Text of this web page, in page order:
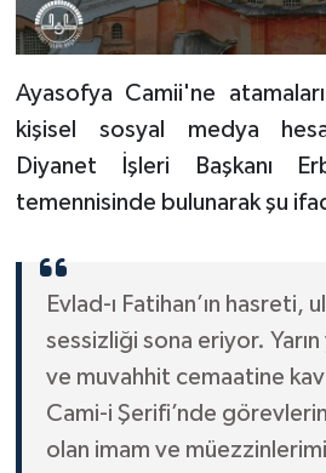
Ayasofya Camii'ne
kişisel sosyal medya
Diyanet İşleri Başkanı
temennisinde bulunarak şu
Evlad-ı Fatihan’ın hasreti,
sessizliği sona eriyor.
ve muvahhit cemaatine
Cami-i Şerifi’nde
olan imam ve